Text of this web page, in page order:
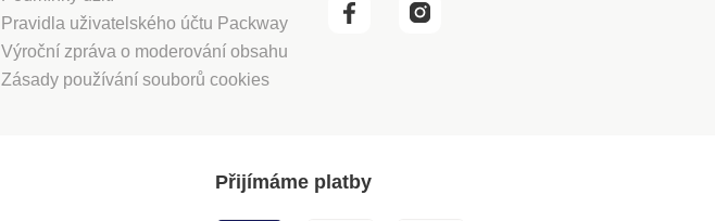
Pravidla uživatelského účtu Packway
Výroční zpráva o moderování obsahu
Zásady používání souborů cookies
Přijímáme platby